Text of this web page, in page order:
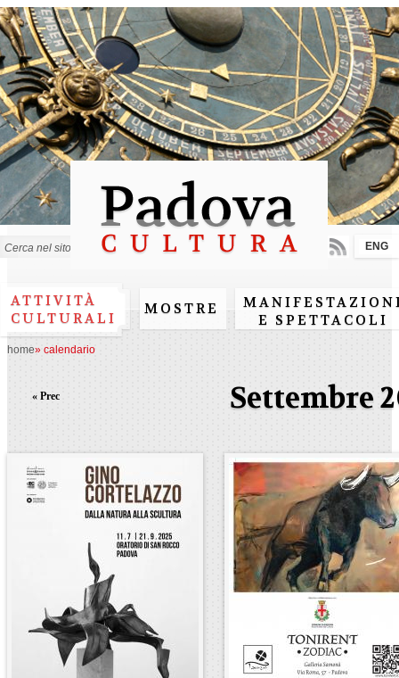
Salta al
contenuto
principale
ATTIVITÀ
CULTURALI
MOSTRE
E SPETTACOLI
ENG
home» calendario
Settembre
« Prec